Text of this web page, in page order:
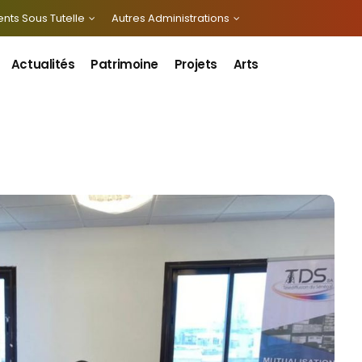
Sous Tutelle Autres Administrations
Actualités Patrimoine Projets Arts